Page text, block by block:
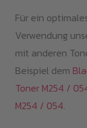
Für ein
Verwendung
mit anderen
Beispiel dem
Toner M254 /
M254 / 054.